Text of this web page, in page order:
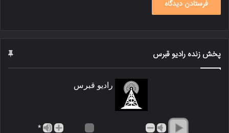
پخش زنده رادیو قبرس
رادیو قبرس
*